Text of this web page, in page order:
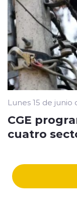
Lunes 15 de junio
CGE
cuatro